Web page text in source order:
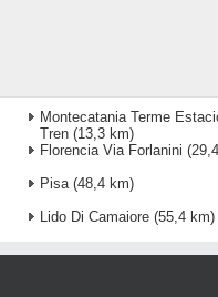
Montecatania Terme
Tren (13,3 km)
Florencia Via Forlanini
Pisa(48,4 km)
Lido Di Camaiore (55,4 km)